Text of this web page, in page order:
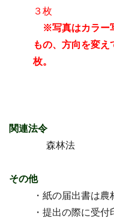
３枚
※写真はカラー
もの、方向を変え
枚。
関連法令
森林法
その他
・紙の届出書は農
・提出の際に受